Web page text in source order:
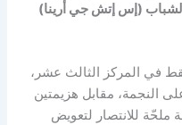
(إس إتش جي أرينا)
3 نقاط فقط في المركز الثالث عشر،
النجمة، مقابل هزيمتين
ملحّة للانتصار لتعويض